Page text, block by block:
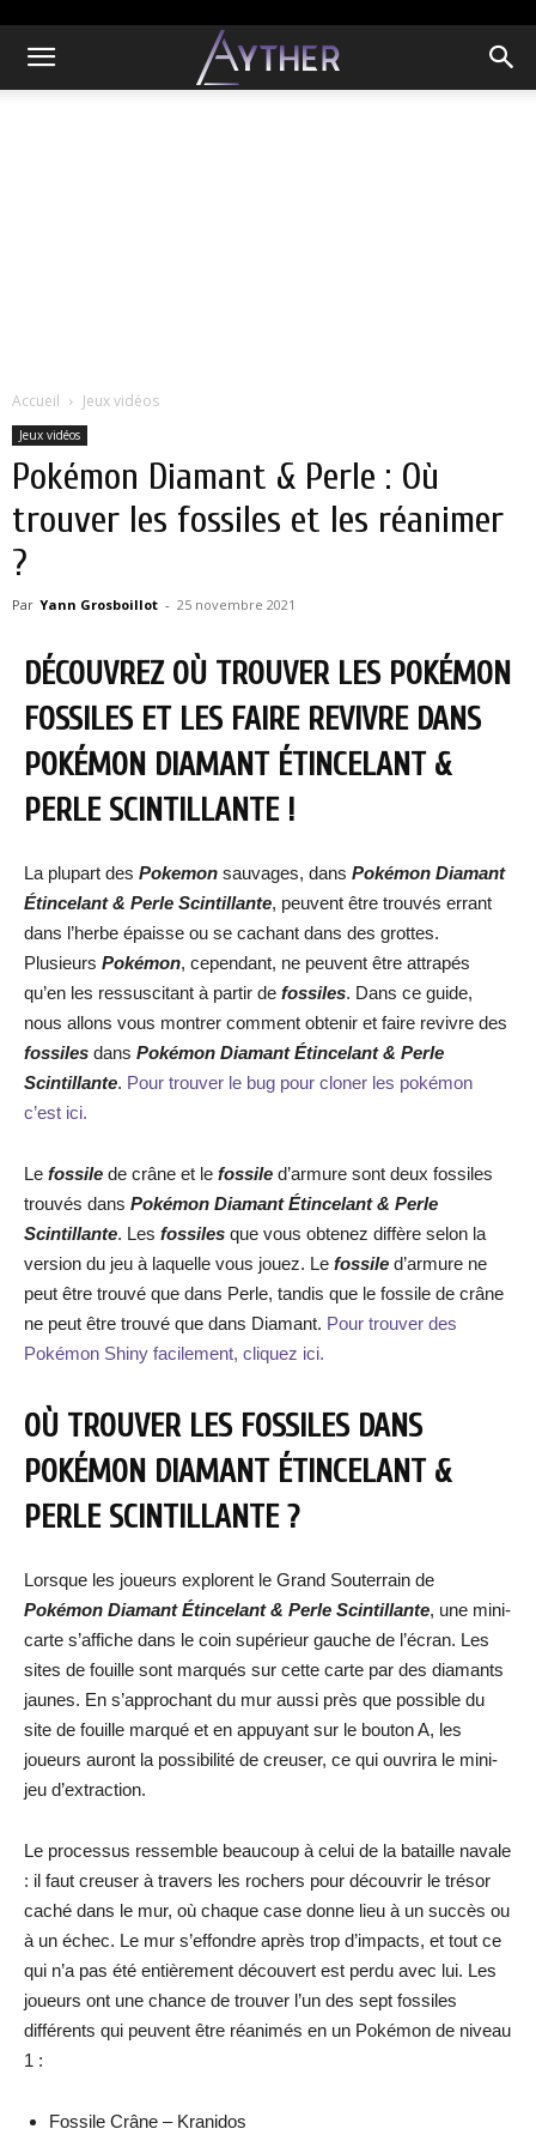
Accueil Jeux vidéos
Jeux vidéos
Pokémon Diamant & Perle : Où
trouver les fossiles et les réanimer
?
Par Yann Grosboillot - 25 novembre 2021
DÉCOUVREZ OÙ TROUVER LES POKÉMON
FOSSILES ET LES FAIRE REVIVRE DANS
POKÉMON DIAMANT ÉTINCELANT &
PERLE SCINTILLANTE !
La plupart des Pokemon sauvages, dans Pokémon Diamant
Étincelant & Perle Scintillante, peuvent être trouvés errant
dans l’herbe épaisse ou se cachant dans des grottes.
Plusieurs Pokémon, cependant, ne peuvent être attrapés
qu’en les ressuscitant à partir de fossiles. Dans ce guide,
nous allons vous montrer comment obtenir et faire revivre des
fossiles dans Pokémon Diamant Étincelant & Perle
Scintillante. Pour trouver le bug pour cloner les pokémon
c’est ici.
Le fossile de crâne et le fossile d’armure sont deux fossiles
trouvés dans Pokémon Diamant Étincelant & Perle
Scintillante. Les fossiles que vous obtenez diffère selon la
version du jeu à laquelle vous jouez. Le fossile d’armure ne
peut être trouvé que dans Perle, tandis que le fossile de crâne
ne peut être trouvé que dans Diamant. Pour trouver des
Pokémon Shiny facilement, cliquez ici.
OÙ TROUVER LES FOSSILES DANS
POKÉMON DIAMANT ÉTINCELANT &
PERLE SCINTILLANTE ?
Lorsque les joueurs explorent le Grand Souterrain de
Pokémon Diamant Étincelant & Perle Scintillante, une mini-
carte s’affiche dans le coin supérieur gauche de l’écran. Les
sites de fouille sont marqués sur cette carte par des diamants
jaunes. En s’approchant du mur aussi près que possible du
site de fouille marqué et en appuyant sur le bouton A, les
joueurs auront la possibilité de creuser, ce qui ouvrira le mini-
jeu d’extraction.
Le processus ressemble beaucoup à celui de la bataille navale
: il faut creuser à travers les rochers pour découvrir le trésor
caché dans le mur, où chaque case donne lieu à un succès ou
à un échec. Le mur s’effondre après trop d’impacts, et tout ce
qui n’a pas été entièrement découvert est perdu avec lui. Les
joueurs ont une chance de trouver l’un des sept fossiles
différents qui peuvent être réanimés en un Pokémon de niveau
1 :
Fossile Crâne – Kranidos